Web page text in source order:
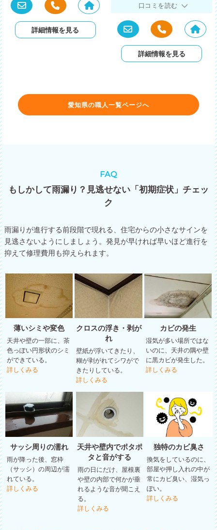
詳細情報を見る
口コミを読む
詳細情報を見る
愛知県の職人一覧ページへ
もしかして雨漏り？見逃せない「初期症状」チェッ
ク
FAQ
雨漏りが進行する前段階で現れる、住宅からの小さなサインを
見逃さないようにしましょう。発見が早ければ早いほど進行を
抑えて修理費用も抑えられます。
薄いシミや変色
天井や壁の一部に、茶
色っぽい円形状のシミ
ができている。
詳しくみる
クロスの浮き・剥が
れ
壁紙が浮いてきたり、
糊が剥がれてシワがで
きたりしている。
詳しくみる
カビの発生
湿気が多い場所ではな
いのに、天井の隅や壁
に黒カビが発生した。
詳しくみる
サッシ周りの濡れ
雨が降った後、窓枠
（サッシ）の周辺が濡
れている。
詳しくみる
天井や壁内でポタポ
タと音がする
雨の日にだけ、屋根裏
や壁の内部で何かが垂
れるような音が聞こえ
る。
詳しくみる
独特のカビ臭さ
換気をしているのに、
部屋や押し入れの中が
常にカビ臭い、湿気っ
ぽい。
詳しくみる